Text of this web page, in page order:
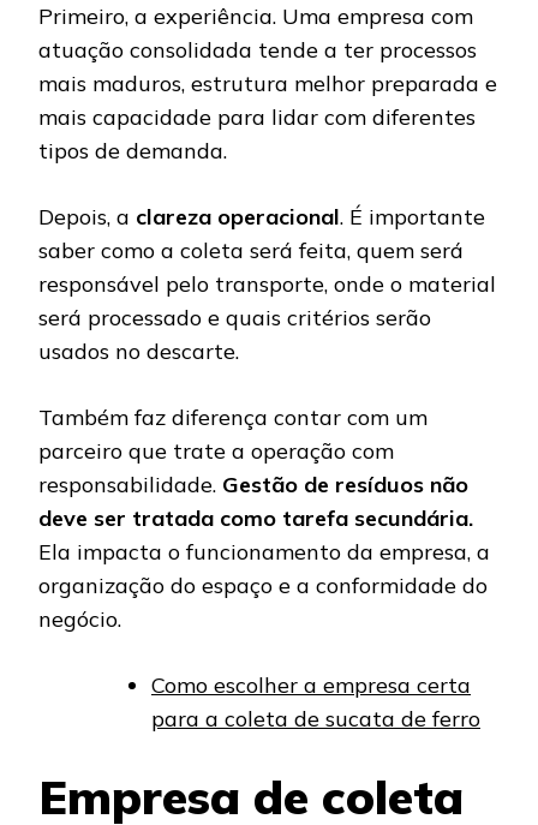
Primeiro, a experiência. Uma empresa com
atuação consolidada tende a ter processos
mais maduros, estrutura melhor preparada e
mais capacidade para lidar com diferentes
tipos de demanda.
Depois, a clareza operacional. É importante
saber como a coleta será feita, quem será
responsável pelo transporte, onde o material
será processado e quais critérios serão
usados no descarte.
Também faz diferença contar com um
parceiro que trate a operação com
responsabilidade. Gestão de resíduos não
deve ser tratada como tarefa secundária.
Ela impacta o funcionamento da empresa, a
organização do espaço e a conformidade do
negócio.
Como escolher a empresa certa
para a coleta de sucata de ferro
Empresa de coleta